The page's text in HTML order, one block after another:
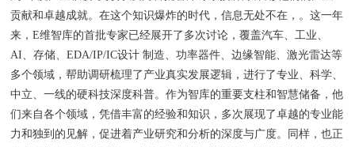
贡献和卓越成就。在这个知识爆炸的时代，信息无处不在，。这一年
来，E维智库的首批专家已经展开了多次讨论，覆盖汽车、工业、
AI、存储、EDA/IP/IC设计 制造、功率器件、边缘智能、激光雷达等
多个领域，帮助调研梳理了产业真实发展逻辑，进行了专业、科学、
中立、一线的硬科技深度科普。作为智库的重要支柱和智慧储备，他
们来自各个领域，凭借丰富的经验和知识，多次展现了卓越的专业能
力和独到的见解，促进着产业研究和分析的深度与广度。同样，也正